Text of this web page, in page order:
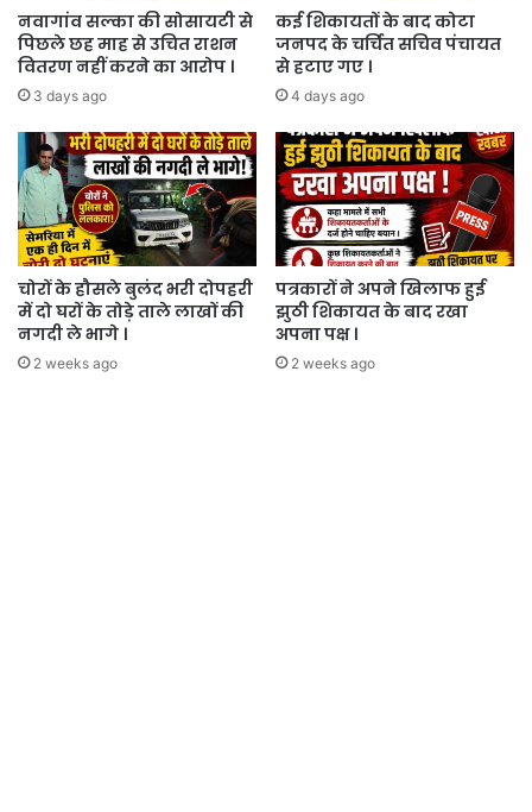
नवागांव सल्का की सोसायटी से
पिछले छह माह से उचित राशन
वितरण नहीं करने का आरोप ।
3 days ago
कई शिकायतों के बाद कोटा
जनपद के चर्चित सचिव पंचायत
से हटाए गए ।
4 days ago
चोरों के हौसले बुलंद भरी दोपहरी
में दो घरों के तोड़े ताले लाखों की
नगदी ले भागे ।
2 weeks ago
पत्रकारों ने अपने खिलाफ हुई
झुठी शिकायत के बाद रखा
अपना पक्ष ।
2 weeks ago